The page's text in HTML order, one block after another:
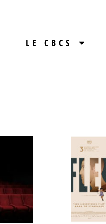
LE CBCS